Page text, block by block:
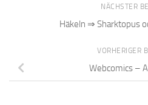
NÄCHSTER
Häkeln ⇒ Sharktopus
VORHERIGER
Webcomics –